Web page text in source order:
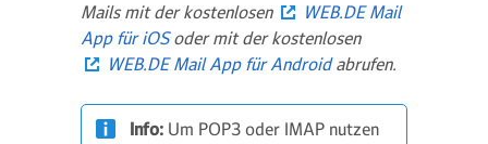
Mails mit der kostenlosen
WEB.DE Mail
App für iOSoder mit der kostenlosen
WEB.DE Mail App für Androidabrufen.
Info: Um POP3 oder IMAP nutzen